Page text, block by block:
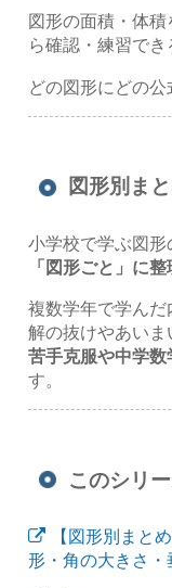
図形の面積・体
ら確認・練習でき
どの図形にどの公
図形別ま
小学校で学ぶ図形
「図形ごと」に
複数学年で学ん
解の抜けやあいま
苦手克服や中学
す。
このシリ
【図形別まとめ
形・角の大きさ